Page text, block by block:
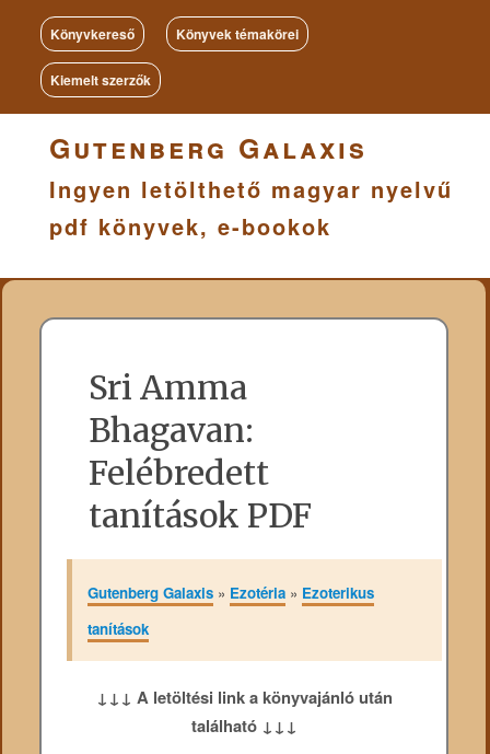
Könyvkereső Könyvek témakörei
Kiemelt szerzők
Gutenberg Galaxis
Ingyen letölthető magyar nyelvű
pdf könyvek, e-bookok
Sri Amma
Bhagavan:
Felébredett
tanítások PDF
Gutenberg Galaxis» Ezotéria» Ezoterikus
tanítások
↓↓↓ A letöltési link a könyvajánló után
található ↓↓↓